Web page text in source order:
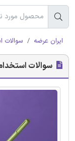
ایران عرضه سوالات
سوالات